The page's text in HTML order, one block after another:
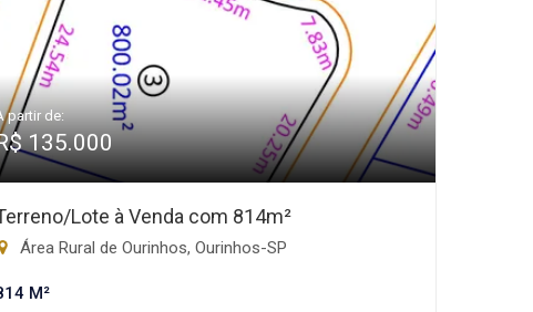
partir de:
135.000
Lote à Venda com 814m²
Área Rural de Ourinhos, Ourinhos-SP
M²